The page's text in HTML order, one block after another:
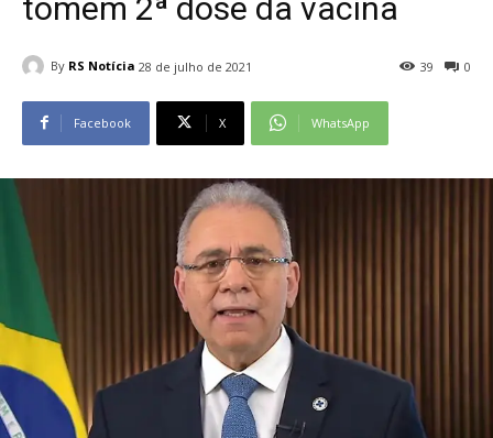
tomem 2ª dose da vacina
By RS Notícia 28 de julho de 2021 0
39
Facebook X WhatsApp